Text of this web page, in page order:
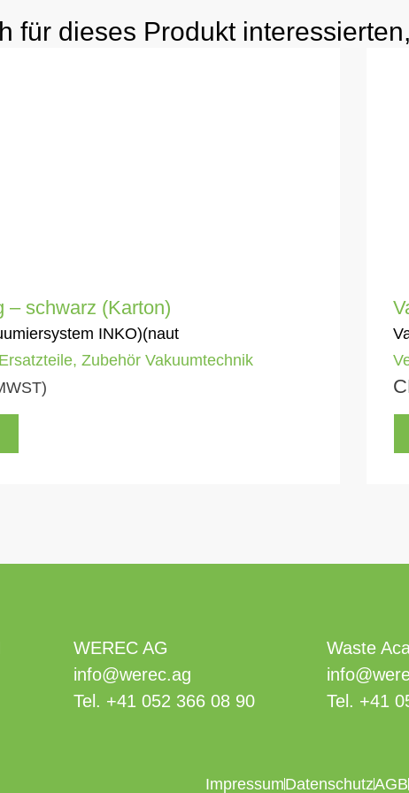
für dieses Produkt
– schwarz (Karton)
INKO)(naut
, Zubehör Vakuumtechnik
WEREC AG
info@werec.ag
Tel. +41 052 366 08 90
Waste
Tel. +41
ImpressumDatenschutzAGB